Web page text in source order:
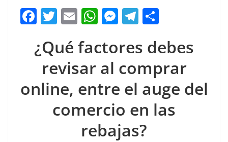
F
c
e
b
o
T
itt
er
E
ai
l
W
at
s
A
p
p
M
ss
e
n
g
er
T
e
gr
a
m
m
p
ar
tir
¿Qué factores debes
revisar al comprar
online, entre el auge del
comercio en las
rebajas?